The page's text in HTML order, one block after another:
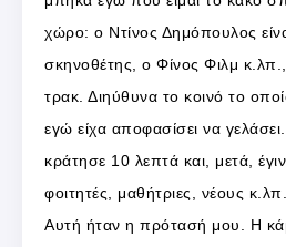
χώρο: ο Ντίνος Δημόπουλος
σκηνοθέτης, ο Φίνος Φιλμ κ.λπ.,
τρακ. Διηύθυνα το κοινό το
εγώ είχα αποφασίσει να
κράτησε 10 λεπτά και, μετά,
φοιτητές, μαθήτριες, νέους
Αυτή ήταν η πρότασή μου. Η